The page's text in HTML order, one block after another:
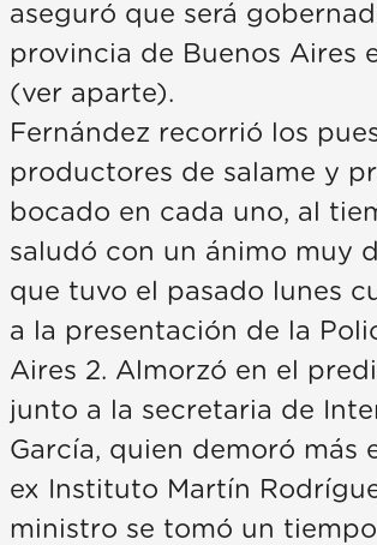
aseguró que será
provincia de Buenos Aires
(ver aparte).
Fernández recorrió los
productores de salame y
bocado en cada uno, al
saludó con un ánimo muy
que tuvo el pasado lunes
a la presentación de la
Aires 2. Almorzó en el
junto a la secretaria de
García, quien demoró más
ex Instituto Martín
ministro se tomó un